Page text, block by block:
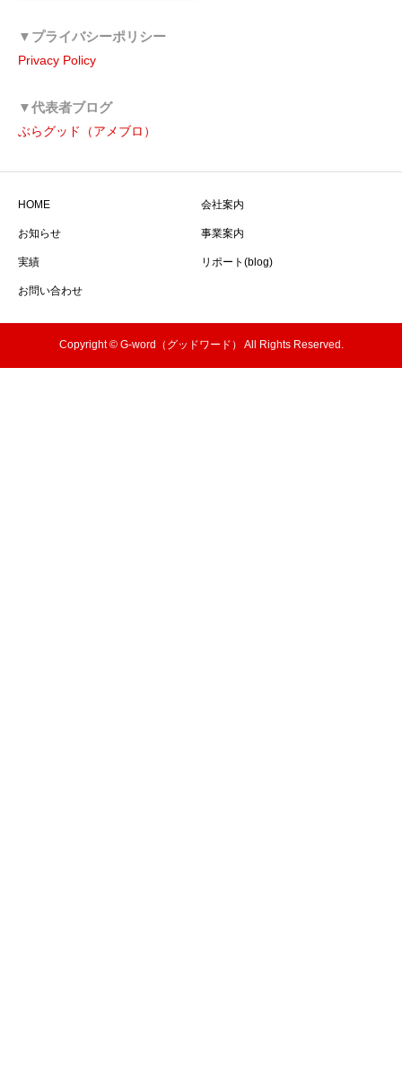
▼プライバシーポリシー
Privacy Policy
▼代表者ブログ
ぶらグッド（アメブロ）
HOME 会社案内
お知らせ 事業案内
実績 リポート(blog)
お問い合わせ
Copyright © G-word（グッドワード） All Rights Reserved.